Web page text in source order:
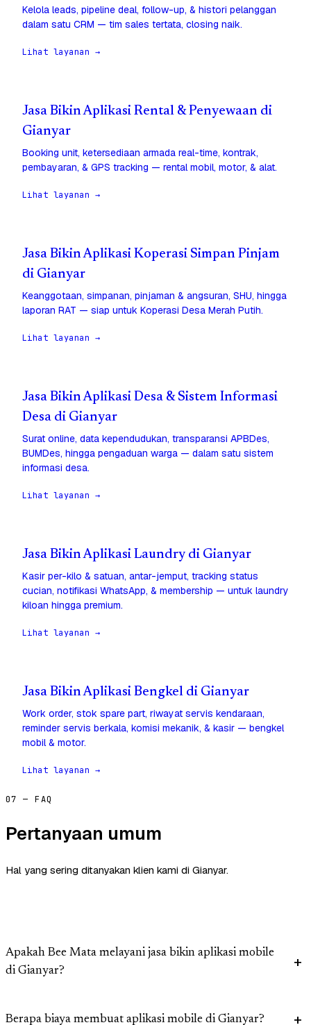
Kelola leads, pipeline deal, follow-up, & histori pelanggan
dalam satu CRM — tim sales tertata, closing naik.
Lihat layanan →
Jasa Bikin Aplikasi Rental & Penyewaan di
Gianyar
Booking unit, ketersediaan armada real-time, kontrak,
pembayaran, & GPS tracking — rental mobil, motor, & alat.
Lihat layanan →
Jasa Bikin Aplikasi Koperasi Simpan Pinjam
di Gianyar
Keanggotaan, simpanan, pinjaman & angsuran, SHU, hingga
laporan RAT — siap untuk Koperasi Desa Merah Putih.
Lihat layanan →
Jasa Bikin Aplikasi Desa & Sistem Informasi
Desa di Gianyar
Surat online, data kependudukan, transparansi APBDes,
BUMDes, hingga pengaduan warga — dalam satu sistem
informasi desa.
Lihat layanan →
Jasa Bikin Aplikasi Laundry di Gianyar
Kasir per-kilo & satuan, antar-jemput, tracking status
cucian, notifikasi WhatsApp, & membership — untuk laundry
kiloan hingga premium.
Lihat layanan →
Jasa Bikin Aplikasi Bengkel di Gianyar
Work order, stok spare part, riwayat servis kendaraan,
reminder servis berkala, komisi mekanik, & kasir — bengkel
mobil & motor.
Lihat layanan →
07 — FAQ
Pertanyaan umum
Hal yang sering ditanyakan klien kami di Gianyar.
Apakah Bee Mata melayani jasa bikin aplikasi mobile
di Gianyar?
Berapa biaya membuat aplikasi mobile di Gianyar?